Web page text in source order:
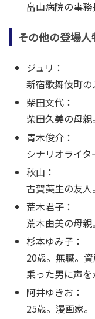
畠山病院の事務
その他の登場人
ジュリ：
新宿歌舞伎町の
柴田文代：
柴田久美の母親
青木俊介：
シナリオライタ
秋山：
古賀英生の友人。
荒木君子：
荒木由美の母親。
杉本ゆみ子：
20歳。無職。
乗った男に声を
阿井ゆきお：
25歳。漫画家。